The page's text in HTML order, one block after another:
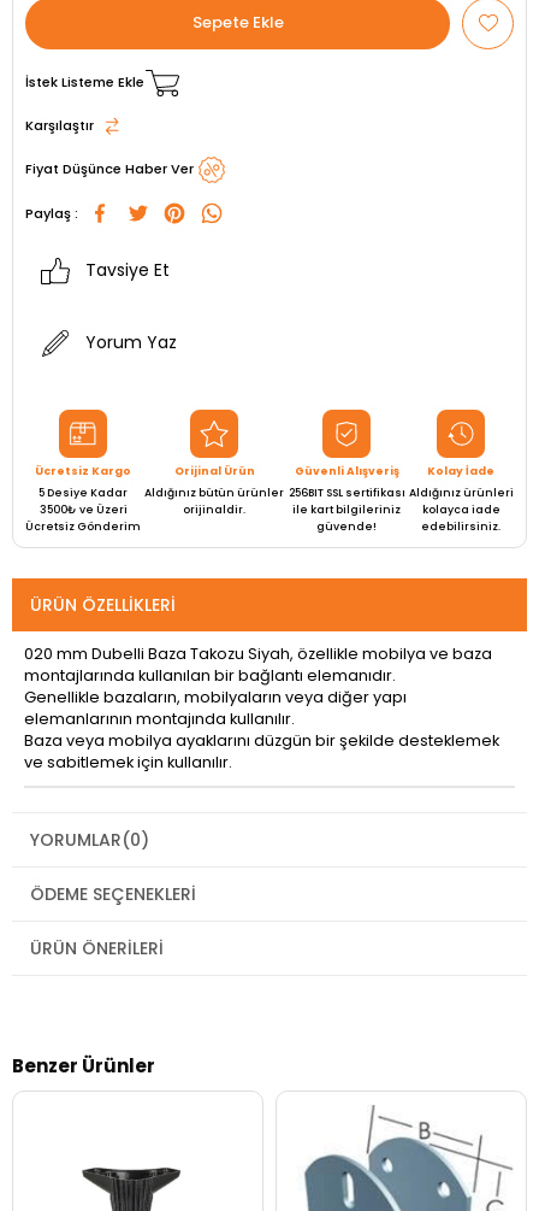
İstek Listeme Ekle
Karşılaştır
Fiyat Düşünce Haber Ver
Paylaş :
Tavsiye Et
Yorum Yaz
Ücretsiz Kargo
5 Desiye Kadar
3500₺ ve Üzeri
Ücretsiz Gönderim
Orijinal Ürün
Aldığınız bütün ürünler
orijinaldir.
Güvenli Alışveriş
256BIT SSL sertifikası
ile kart bilgileriniz
güvende!
Kolay İade
Aldığınız ürünleri
kolayca iade
edebilirsiniz.
ÜRÜN ÖZELLIKLERI
020 mm Dubelli Baza Takozu Siyah, özellikle mobilya ve baza
montajlarında kullanılan bir bağlantı elemanıdır.
Genellikle bazaların, mobilyaların veya diğer yapı
elemanlarının montajında kullanılır.
Baza veya mobilya ayaklarını düzgün bir şekilde desteklemek
ve sabitlemek için kullanılır.
YORUMLAR(0)
ÖDEME SEÇENEKLERI
ÜRÜN ÖNERILERI
Benzer Ürünler